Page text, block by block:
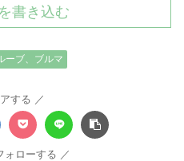
書き込む
ーブ、ブルマ
する
ォローする